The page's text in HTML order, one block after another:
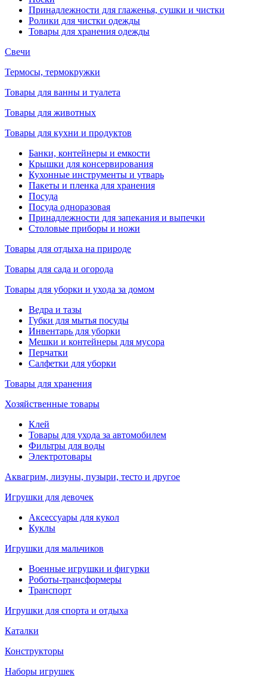
Принадлежности для глаженья, сушки и чистки
Ролики для чистки одежды
Товары для хранения одежды
Свечи
Термосы, термокружки
Товары для ванны и туалета
Товары для животных
Товары для кухни и продуктов
Банки, контейнеры и емкости
Крышки для консервирования
Кухонные инструменты и утварь
Пакеты и пленка для хранения
Посуда
Посуда одноразовая
Принадлежности для запекания и выпечки
Столовые приборы и ножи
Товары для отдыха на природе
Товары для сада и огорода
Товары для уборки и ухода за домом
Ведра и тазы
Губки для мытья посуды
Инвентарь для уборки
Мешки и контейнеры для мусора
Перчатки
Салфетки для уборки
Товары для хранения
Хозяйственные товары
Клей
Товары для ухода за автомобилем
Фильтры для воды
Электротовары
Аквагрим, лизуны, пузыри, тесто и другое
Игрушки для девочек
Аксессуары для кукол
Куклы
Игрушки для мальчиков
Военные игрушки и фигурки
Роботы-трансформеры
Транспорт
Игрушки для спорта и отдыха
Каталки
Конструкторы
Наборы игрушек